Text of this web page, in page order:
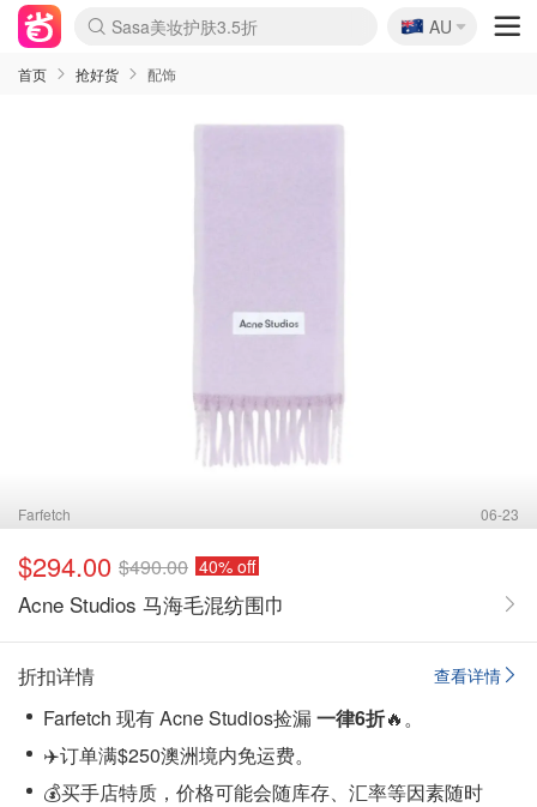
lululemon折扣上新
Sasa美妆护肤3.5折
SSENSE年中3折
FreshBeauty好价汇总
Cettire降价+叠9折
Farfetch折上8折
WWS Coles超市实拍
viagogo二手票捡漏
Myer清仓1折起
The Outnet奢牌1折起
David Jones 3折起
Flannels大牌1折
Perfumes Club护肤1折
AMIRO返校季6.2折
Oweek抽奖送Airpods
Amazon折扣汇总
eToro入金$200送$50
Amazon数码好物
ICONIC本周7.5折
ThedoubleF高奢地板价
Moose Knuckles 6折
丝芙兰5折起
EUFY官网3.7折起
Selenichast首饰2折
Trip机票酒店促销
YSL送5件彩妆礼
Amazon家居好物
BIGBANG巡演开票
David Jones时尚3折
Amazon美妆护肤
雅漾大喷$8
过敏原检测盒$33
伊索独家赠50ml沐浴露
科颜氏清仓3折
SEALIFE海洋馆门票6折
丝塔芙大白罐$16
订阅Newsletter送香薰
Cult Beauty 6.8折
Harrods圣诞日历2.3折
LN-CC奢牌私促3折
d'Alba空姐喷雾$16
EVE LOM套装逆天2折
Bernardelli独家4折
Adore Beauty 6折起
CT圣诞日历
Mytheresa奢品2.7折
Luxury Escapes 9折
Currentbody美容仪9折
MOON Garden Live
ALLSAINTS美衣3折
Roborock扫地机3.7折
Tingo Life水杯$24
Valentino官网5折
CR洗发护发6.3折
🇦🇺
AU
首页 抢好货 配饰
Farfetch 06-23
$294.00 $490.00 40% off
Acne Studios 马海毛混纺围巾
查看详情
折扣详情
Farfetch 现有 Acne Studios捡漏一律6折🔥。
✈️订单满$250澳洲境内免运费。
💰买手店特质，价格可能会随库存、汇率等因素随时